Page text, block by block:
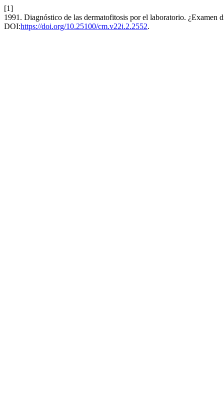
[1]
1991. Diagnóstico de las dermatofitosis por el laboratorio. ¿Examen
DOI:https://doi.org/10.25100/cm.v22i.2.2552.